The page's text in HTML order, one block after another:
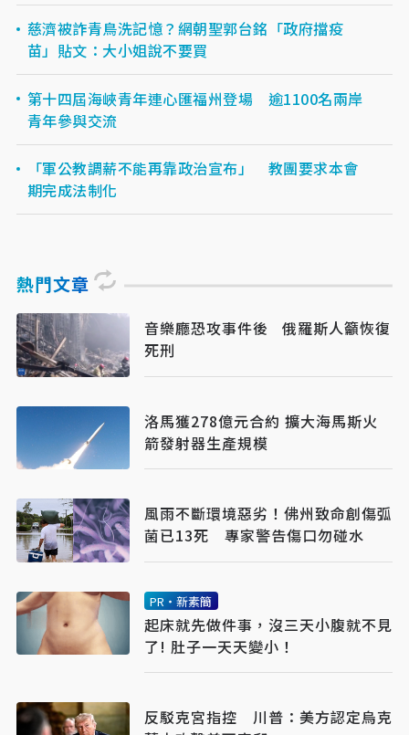
慈濟被詐青鳥洗記憶？網朝聖郭台銘「政府擋疫
苗」貼文：大小姐說不要買
第十四屆海峽青年連心匯福州登場 逾1100名兩岸
青年參與交流
「軍公教調薪不能再靠政治宣布」 教團要求本會
期完成法制化
熱門文章
音樂廳恐攻事件後 俄羅斯人籲恢復
死刑
洛馬獲278億元合約 擴大海馬斯火
箭發射器生產規模
風雨不斷環境惡劣！佛州致命創傷弧
菌已13死 專家警告傷口勿碰水
PR・新素簡
起床就先做件事，沒三天小腹就不見
了! 肚子一天天變小！
反駁克宮指控 川普：美方認定烏克